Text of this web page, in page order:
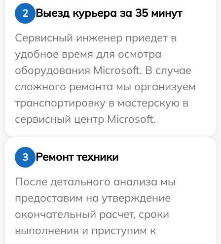
2
Выезд курьера за 35 минут
Сервисный инженер приедет в
удобное время для осмотра
оборудования Microsoft. В случае
сложного ремонта мы организуем
транспортировку в мастерскую в
сервисный центр Microsoft.
3
Ремонт техники
После детального анализа мы
предоставим на утверждение
окончательный расчет, сроки
выполнения и приступим к